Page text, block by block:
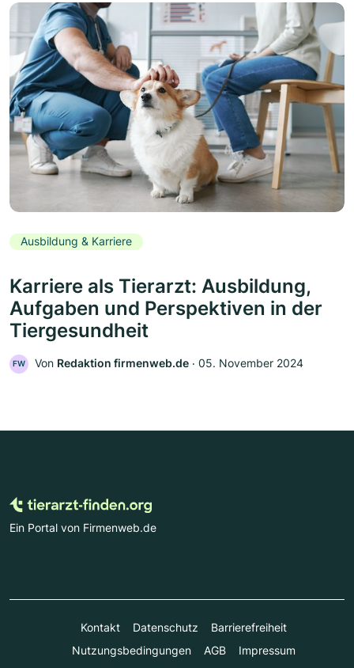
Ausbildung & Karriere
Karriere als Tierarzt: Ausbildung,
Aufgaben und Perspektiven in der
Tiergesundheit
FW Von Redaktion firmenweb.de ‧ 05. November 2024
Ein Portal von Firmenweb.de
Kontakt Datenschutz
Barrierefreiheit
Nutzungsbedingungen
AGB Impressum